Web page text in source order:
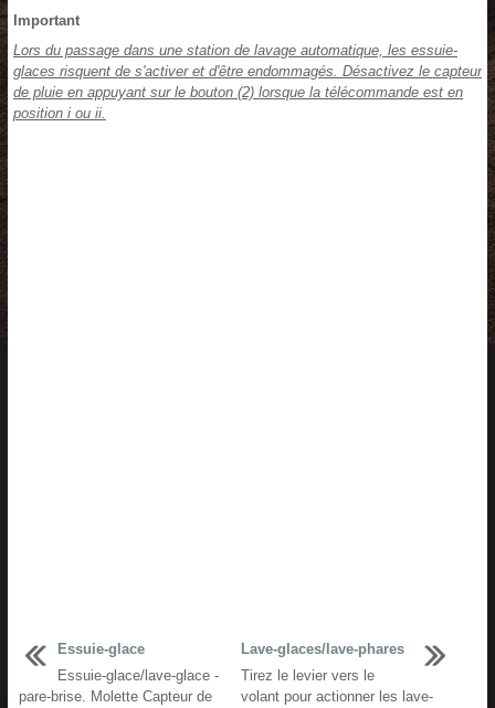
Important
Lors du passage dans une station de lavage automatique, les essuie-
glaces risquent de s'activer et d'être endommagés. Désactivez le capteur
de pluie en appuyant sur le bouton (2) lorsque la télécommande est en
position i ou ii.
Essuie-glace
Essuie-glace/lave-glace -
pare-brise. Molette Capteur de
Lave-glaces/lave-phares
Tirez le levier vers le
volant pour actionner les lave-